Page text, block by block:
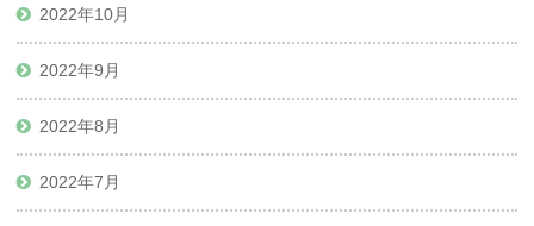
2022年10月
2022年9月
2022年8月
2022年7月